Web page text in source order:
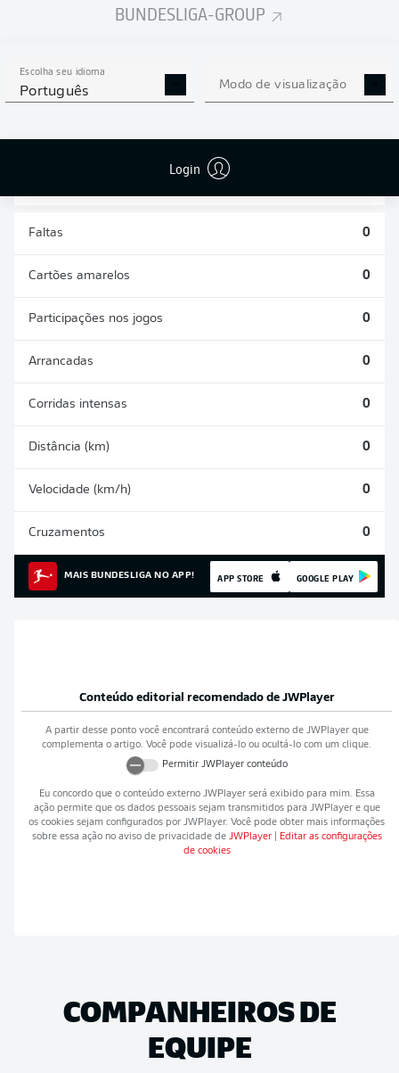
BUNDESLIGA-GROUP
Escolha seu idioma
Português Modo de visualização
Login
ESTATÍSTICAS DA
TEMPORADA 2026/2027
Faltas 0
Cartões amarelos 0
Participações nos jogos 0
Arrancadas 0
Corridas intensas 0
Distância (km) 0
Velocidade (km/h) 0
Cruzamentos 0
MAIS BUNDESLIGA NO APP! APP STORE GOOGLE PLAY
Conteúdo editorial recomendado de JWPlayer
A partir desse ponto você encontrará conteúdo externo de JWPlayerque
complementa o artigo. Você pode visualizá-lo ou ocultá-lo com um clique.
Permitir JWPlayerconteúdo
Eu concordo que o conteúdo externo JWPlayerserá exibido para mim. Essa
ação permite que os dados pessoais sejam transmitidos para JWPlayere que
os cookies sejam configurados por JWPlayer. Você pode obter mais informações
sobre essa ação no aviso de privacidade de JWPlayer
Editar as configurações
de cookies
COMPANHEIROS DE
EQUIPE